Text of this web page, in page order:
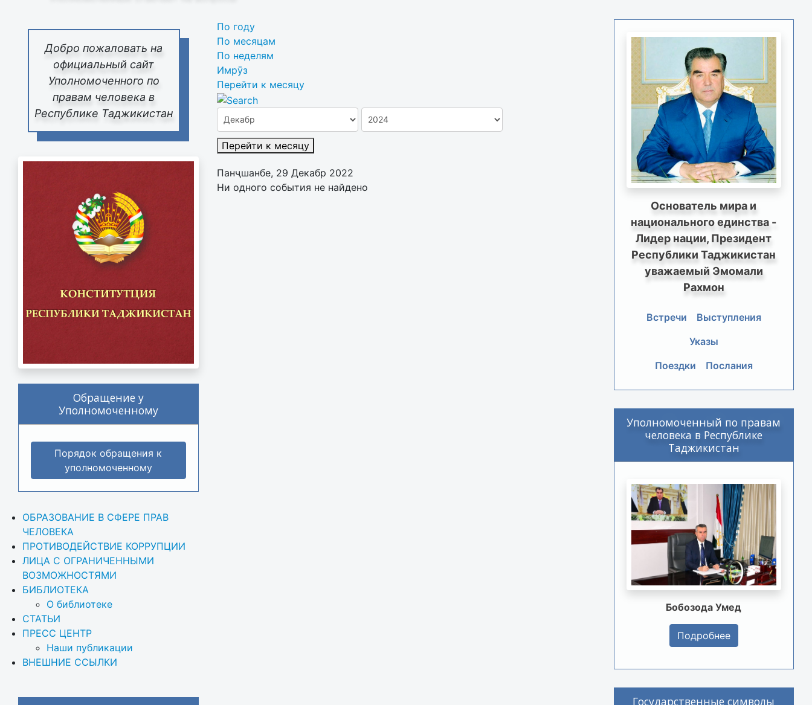
Добро пожаловать на
официальный сайт
Уполномоченного по
правам человека в
Республике Таджикистан
Обращение у
Уполномоченному
Порядок обращения к
уполномоченному
ОБРАЗОВАНИЕ В СФЕРЕ ПРАВ
ЧЕЛОВЕКА
ПРОТИВОДЕЙСТВИЕ КОРРУПЦИИ
ЛИЦА С ОГРАНИЧЕННЫМИ
ВОЗМОЖНОСТЯМИ
БИБЛИОТЕКА
О библиотеке
СТАТЬИ
ПРЕСС ЦЕНТР
Наши публикации
ВНЕШНИЕ ССЫЛКИ
По году
По месяцам
По неделям
Имрӯз
Перейти к месяцу
Перейти к месяцу
Панҷшанбе, 29 Декабр 2022
Ни одного события не найдено
Основатель мира и
национального единства -
Лидер нации, Президент
Республики Таджикистан
уважаемый Эмомали
Рахмон
Встречи
Выступления
Указы
Поездки
Послания
Уполномоченный по правам
человека в Республике
Таджикистан
Бобозода Умед
Подробнее
Государственные символы